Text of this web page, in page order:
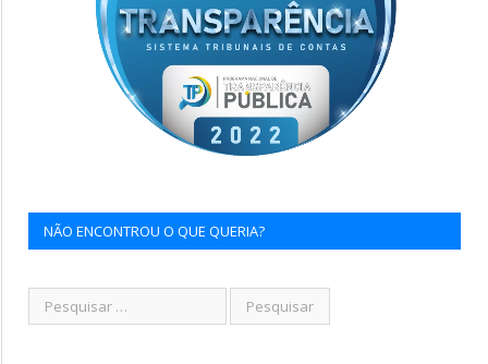
NÃO ENCONTROU O QUE QUERIA?